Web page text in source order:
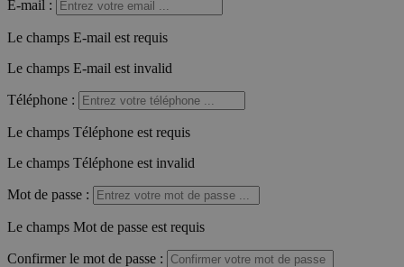
E-mail :
Le champs E-mail est requis
Le champs E-mail est invalid
Téléphone :
Le champs Téléphone est requis
Le champs Téléphone est invalid
Mot de passe :
Le champs Mot de passe est requis
Confirmer le mot de passe :